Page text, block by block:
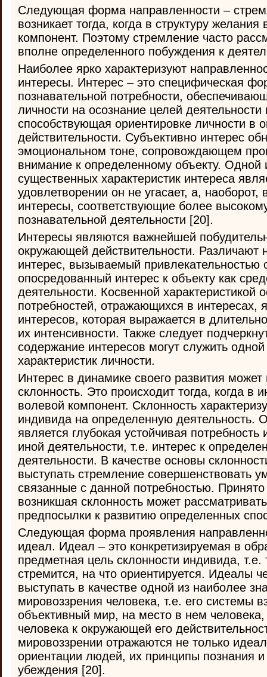
Следующая форма направленности –
возникает тогда, когда в структуру
компонент. Поэтому стремление часто
вполне определенного побуждения к
Наиболее ярко характеризуют
интересы. Интерес – это специфическая
познавательной потребности,
личности на осознание целей
способствующая ориентировке личности в
действительности. Субъективно интерес
эмоциональном тоне, сопровождающем
внимание к определенному объекту. Одной
существенных характеристик интереса
удовлетворении он не угасает, а,
интересы, соответствующие более
познавательной деятельности [20].
Интересы являются важнейшей
окружающей действительности. Различают
интерес, вызываемый привлекательностью
опосредованный интерес к объекту как
деятельности. Косвенной характеристикой
потребностей, отражающихся в интересах,
интересов, которая выражается в
их интенсивности. Также следует
содержание интересов могут служить
характеристик личности.
Интерес в динамике своего развития может
склонность. Это происходит тогда, когда в
волевой компонент. Склонность
индивида на определенную деятельность.
является глубокая устойчивая
иной деятельности, т.е. интерес к
деятельности. В качестве основы
выступать стремление совершенствовать
связанные с данной потребностью. Принято
возникшая склонность может
предпосылки к развитию определенных
Следующая форма проявления
идеал. Идеал – это конкретизируемая в
предметная цель склонности индивида, т.е.
стремится, на что ориентируется. Идеалы
выступать в качестве одной из наиболее
мировоззрения человека, т.е. его системы
объективный мир, на место в нем
человека к окружающей его
мировоззрении отражаются не только
ориентации людей, их принципы познания и
убеждения [20].